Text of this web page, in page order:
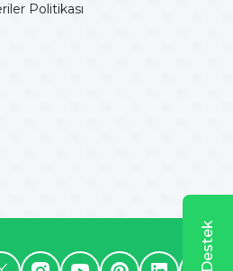
Politikası